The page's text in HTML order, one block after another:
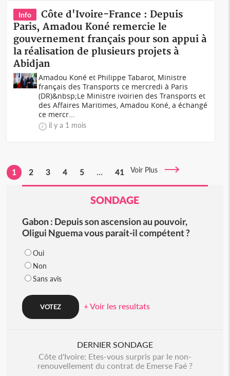
Info
Côte d'Ivoire-France : Depuis
Paris, Amadou Koné remercie le
gouvernement français pour son appui à
la réalisation de plusieurs projets à
Abidjan
Amadou Koné et Philippe Tabarot, Ministre
français des Transports ce mercredi à Paris
(DR)&nbsp;Le Ministre ivoirien des Transports et
des Affaires Maritimes, Amadou Koné, a échangé
ce mercr...
il y a 1 mois
1 2 3 4 5 ... 41 Voir Plus
SONDAGE
Gabon : Depuis son ascension au pouvoir,
Oligui Nguema vous parait-il compétent ?
Oui
Non
Sans avis
+ Voir les resultats
DERNIER SONDAGE
Côte d'Ivoire: Etes-vous surpris par le non-
renouvellement du contrat de Emerse Faé ?